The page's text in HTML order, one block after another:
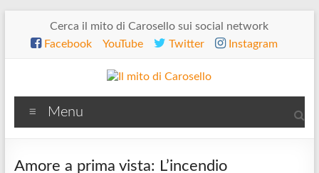
contenuto
Cerca il mito di Carosello sui social network
Facebook
YouTube Twitter Instagram
Il
mito
di
Menu
Amore a prima vista: L’incendio